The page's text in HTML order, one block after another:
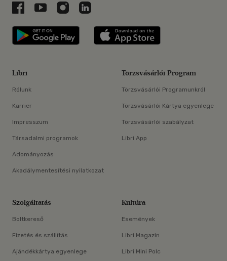
Libri a Facebookon
Libri a Youtube-on
Libri az Instagramon
Libri a LinkedInen
Libri applikáció Szerezd meg: Google
Libri
Rólunk
Karrier
Impresszum
Társadalmi programok
Adományozás
Akadálymentesítési nyilatkozat
Törzsvásárlói Program
Törzsvásárlói Programunkról
Törzsvásárlói Kártya egyenlege
Törzsvásárlói szabályzat
Libri App
Szolgáltatás
Boltkereső
Fizetés és szállítás
Ajándékkártya egyenlege
Kultúra
Események
Libri Magazin
Libri Mini Polc